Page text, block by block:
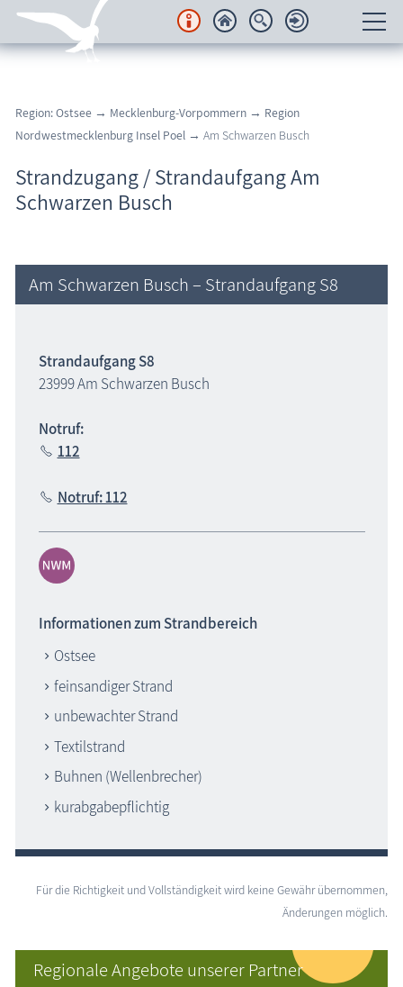
Regionales
Urlaubsorte
Karten
Wissenswertes
Blog
Region: Ostsee → Mecklenburg-Vorpommern → Region
Nordwestmecklenburg Insel Poel → Am Schwarzen Busch
Strandzugang / Strandaufgang Am
Schwarzen Busch
Am Schwarzen Busch – Strandaufgang S8
Strandaufgang S8
23999 Am Schwarzen Busch
Notruf:
112
Notruf: 112
Informationen zum Strandbereich
Ostsee
feinsandiger Strand
unbewachter Strand
Textilstrand
Buhnen (Wellenbrecher)
kurabgabepflichtig
Für die Richtigkeit und Vollständigkeit wird keine Gewähr übernommen,
Änderungen möglich.
Regionale Angebote unserer Partner